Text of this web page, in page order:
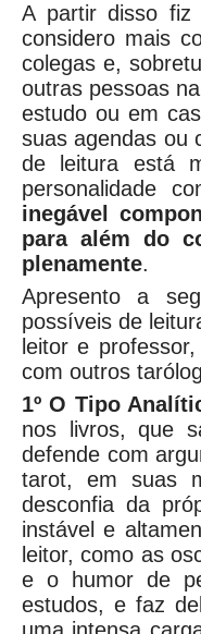
A partir disso fiz
considero mais
colegas e,
outras pessoas
estudo ou em
suas agendas ou
de leitura está
personalidade
inegável
para além do
plenamente.
Apresento a
possíveis de
leitor e
com outros
1º O Tipo
nos livros, que
defende com
tarot, em suas
desconfia da
instável e
leitor, como as
e o humor de
estudos, e faz